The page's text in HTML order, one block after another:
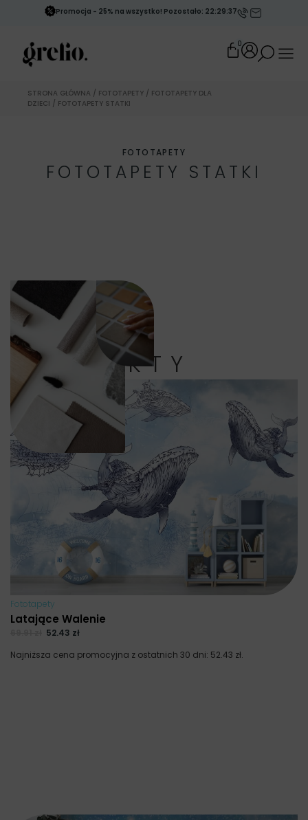
Promocja - 25% na wszystko! Pozostało: 22:29:35
0
STRONA GŁÓWNA / FOTOTAPETY / FOTOTAPETY DLA
DZIECI / FOTOTAPETY STATKI
FOTOTAPETY
FOTOTAPETY STATKI
PRODUKTY
Fototapety
Latające Walenie
52.43 zł
Najniższa cena promocyjna z ostatnich 30 dni: 52.43 zł.